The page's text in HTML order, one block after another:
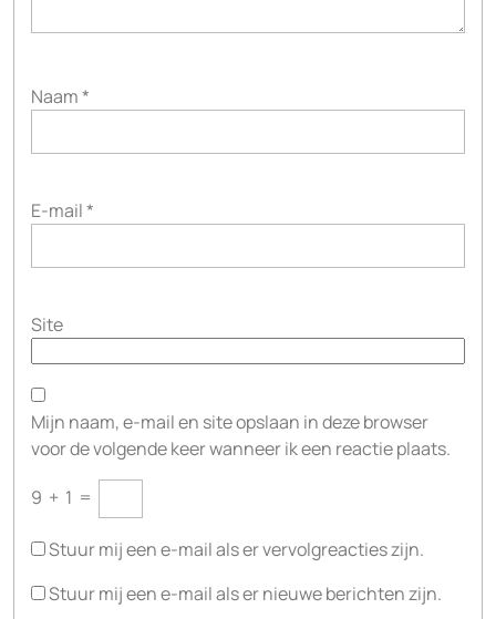
Naam*
E-mail*
Site
Mijn naam, e-mail en site opslaan in deze browser
voor de volgende keer wanneer ik een reactie plaats.
9 + 1 =
Stuur mij een e-mail als er vervolgreacties zijn.
Stuur mij een e-mail als er nieuwe berichten zijn.